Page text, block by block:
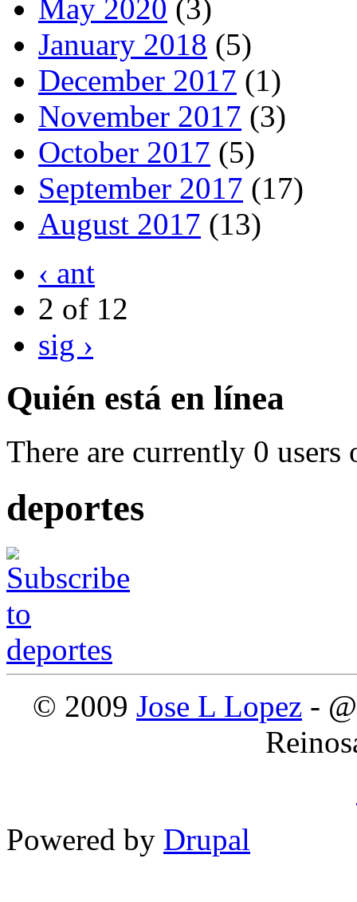
May 2020 (3)
January 2018 (5)
December 2017 (1)
November 2017 (3)
October 2017 (5)
September 2017 (17)
August 2017 (13)
‹ ant
2 of 12
sig ›
Quién está en línea
There are currently 0 users
deportes
© 2009 Jose L Lopez -
Powered by Drupal